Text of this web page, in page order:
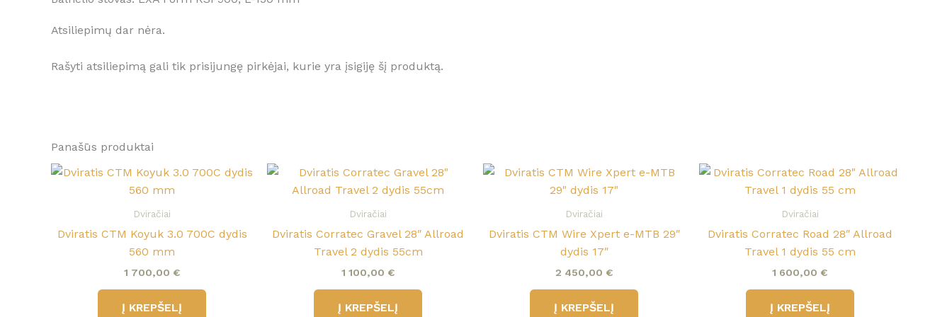
Atsiliepimų dar nėra.
Rašyti atsiliepimą gali tik prisijungę pirkėjai, kurie yra įsigiję šį produktą.
Panašūs produktai
Dviračiai
Dviratis CTM Koyuk 3.0 700C dydis
560 mm
1 700,00 €
Į KREPŠELĮ
Dviračiai
Dviratis Corratec Gravel 28″ Allroad
Travel 2 dydis 55cm
1 100,00 €
Į KREPŠELĮ
Dviračiai
Dviratis CTM Wire Xpert e-MTB 29″
dydis 17″
2 450,00 €
Į KREPŠELĮ
Dviračiai
Dviratis Corratec Road 28″ Allroad
Travel 1 dydis 55 cm
1 600,00 €
Į KREPŠELĮ